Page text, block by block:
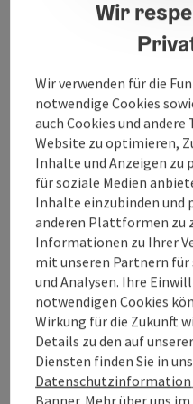
Der Betrieb bietet
Krankenhäusern und
Kontakt
Öffnungszeiten
Anreise/Lage
Eignung
Barrierefreiheit
Wir
Wir verwenden für die
notwendige Cookies
auch Cookies und
Website zu optimieren,
Inhalte und Anzeigen zu
für soziale Medien
Inhalte einzubinden und
anderen Plattformen zu
Informationen zu Ihrer
mit unseren Partnern für
und Analysen. Ihre
notwendigen Cookies
Wirkung für die Zukunft
Details zu den auf
Diensten finden Sie in
Datenschutzinformation
Banner. Mehr über uns im